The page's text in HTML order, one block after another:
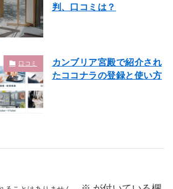
判、口コミは？
口コミ
カンブリア宮殿で紹介され
たココナラの登録と使い方